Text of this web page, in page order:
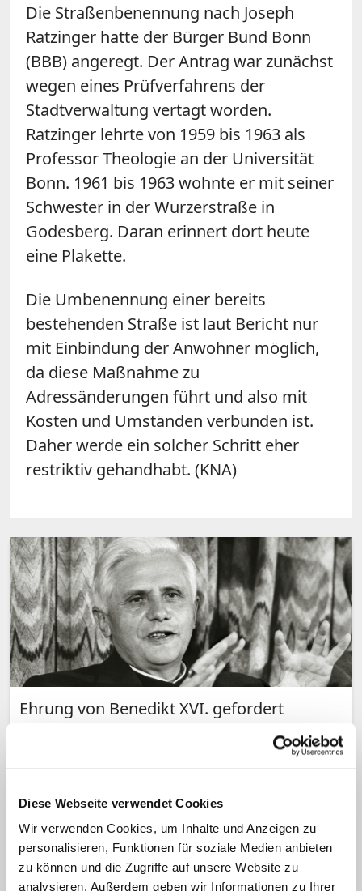
Diese Webseite verwendet Cookies
Wir verwenden Cookies, um Inhalte und Anzeigen zu
personalisieren, Funktionen für soziale Medien anbieten
zu können und die Zugriffe auf unsere Website zu
analysieren. Außerdem geben wir Informationen zu Ihrer
Die Straßenbenennung nach Joseph
Ratzinger hatte der Bürger Bund Bonn
(BBB) angeregt. Der Antrag war zunächst
wegen eines Prüfverfahrens der
Stadtverwaltung vertagt worden.
Ratzinger lehrte von 1959 bis 1963 als
Professor Theologie an der Universität
Bonn. 1961 bis 1963 wohnte er mit seiner
Schwester in der Wurzerstraße in
Godesberg. Daran erinnert dort heute
eine Plakette.
Die Umbenennung einer bereits
bestehenden Straße ist laut Bericht nur
mit Einbindung der Anwohner möglich,
da diese Maßnahme zu
Adressänderungen führt und also mit
Kosten und Umständen verbunden ist.
Daher werde ein solcher Schritt eher
restriktiv gehandhabt. (KNA)
Ehrung von Benedikt XVI. gefordert
Politiker setzen sich für Ratzinger-
bekommen? Lokalpolitiker fordern die
Ehrung des deutschen Ex-Papstes Benedikt
XVI. Die Stadtverwaltung prüft den Antrag.
Ob es dazu kommt, ist fraglich.